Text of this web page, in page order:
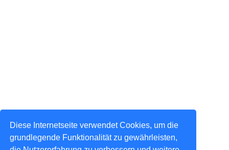
Diese Internetseite verwendet Cookies, um die
grundlegende Funktionalität zu gewährleisten,